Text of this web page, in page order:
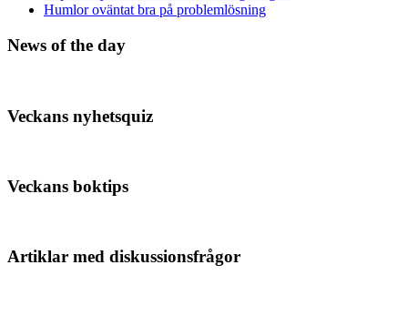
Humlor oväntat bra på problemlösning
News of the day
Veckans nyhetsquiz
Veckans boktips
Artiklar med diskussionsfrågor